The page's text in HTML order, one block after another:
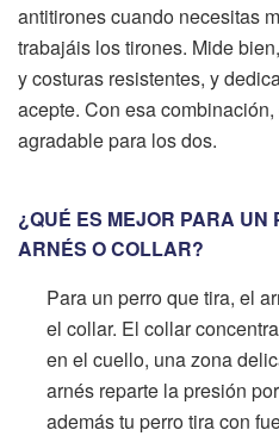
antitirones cuando necesitas
trabajáis los tirones. Mide
y costuras resistentes, y
acepte. Con esa
agradable para los dos.
¿QUÉ ES MEJOR PARA UN
ARNÉS O COLLAR?
Para un perro que tira, el
el collar. El collar
en el cuello, una zona
arnés reparte la presión
además tu perro tira con